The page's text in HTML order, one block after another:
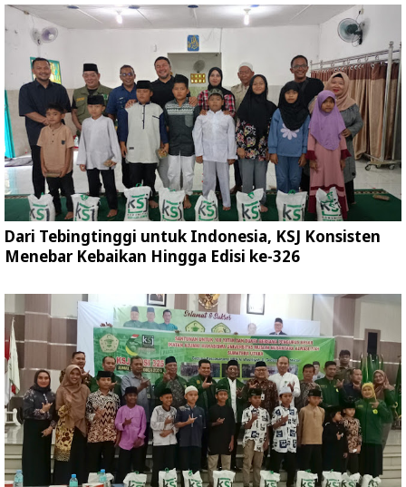
Dari Tebingtinggi untuk Indonesia, KSJ Konsisten
Menebar Kebaikan Hingga Edisi ke-326